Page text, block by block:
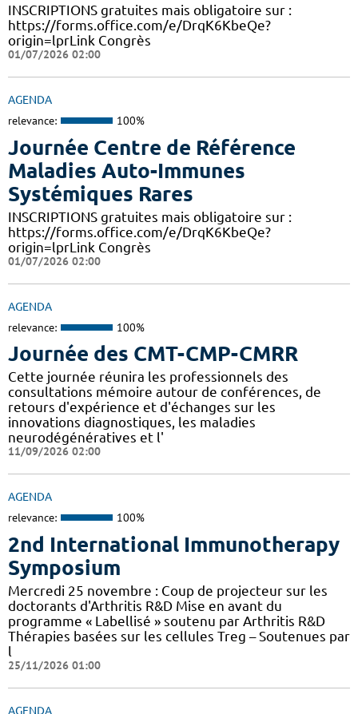
INSCRIPTIONS gratuites mais obligatoire sur :
https://forms.office.com/e/DrqK6KbeQe?
origin=lprLink Congrès
01/07/2026 02:00
AGENDA
relevance: 100%
Journée Centre de Référence
Maladies Auto-Immunes
Systémiques Rares
INSCRIPTIONS gratuites mais obligatoire sur :
https://forms.office.com/e/DrqK6KbeQe?
origin=lprLink Congrès
01/07/2026 02:00
AGENDA
relevance: 100%
Journée des CMT-CMP-CMRR
Cette journée réunira les professionnels des
consultations mémoire autour de conférences, de
retours d'expérience et d'échanges sur les
innovations diagnostiques, les maladies
neurodégénératives et l'
11/09/2026 02:00
AGENDA
relevance: 100%
2nd International Immunotherapy
Symposium
Mercredi 25 novembre : Coup de projecteur sur les
doctorants d'Arthritis R&D Mise en avant du
programme « Labellisé » soutenu par Arthritis R&D
Thérapies basées sur les cellules Treg – Soutenues par
l
25/11/2026 01:00
AGENDA